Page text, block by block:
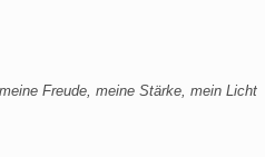
Freude, meine Stärke, mein Licht